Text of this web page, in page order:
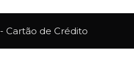
- Cartão de Crédito